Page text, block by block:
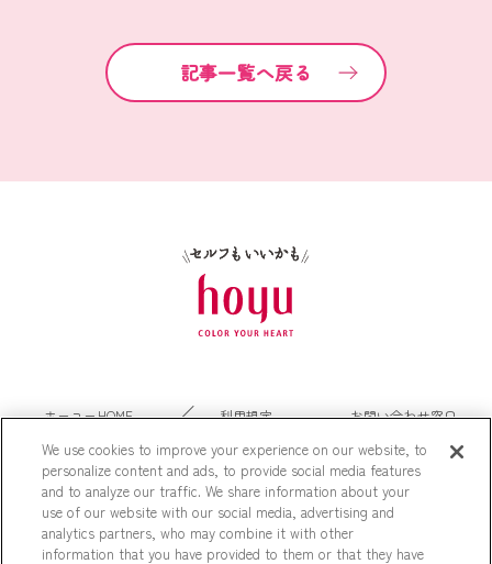
記事一覧へ戻る
ホーユーHOME 利用規定
お問い合わせ窓口
We use cookies to improve your experience on our website, to
personalize content and ads, to provide social media features
and to analyze our traffic. We share information about your
use of our website with our social media, advertising and
analytics partners, who may combine it with other
information that you have provided to them or that they have